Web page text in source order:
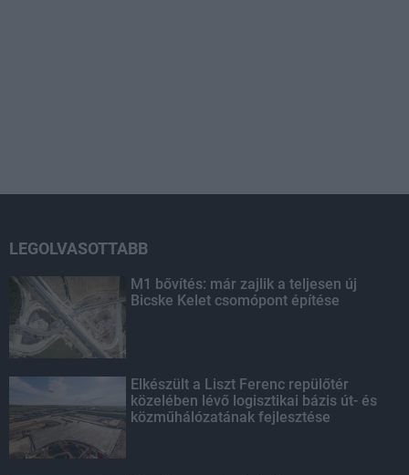
LEGOLVASOTTABB
M1 bővítés: már zajlik a teljesen új
Bicske Kelet csomópont építése
Elkészült a Liszt Ferenc repülőtér
közelében lévő logisztikai bázis út- és
közműhálózatának fejlesztése